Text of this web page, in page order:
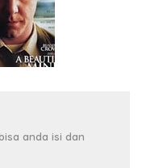
anda isi dan